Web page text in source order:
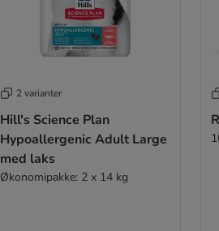
2 varianter
Hill's Science Plan
Hypoallergenic Adult Large
med laks
Økonomipakke: 2 x 14 kg